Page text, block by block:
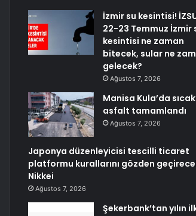
İzmir su kesintisi!
22-23 Temmuz İzmir
kesintisi ne zaman
bitecek, sular ne
gelecek?
Ağustos 7, 2026
Manisa Kula’da sıcak
asfalt tamamlandı
Ağustos 7, 2026
Japonya düzenleyicisi tescilli ticaret
platformu kurallarını gözden
Nikkei
Ağustos 7, 2026
Şekerbank’tan yılın